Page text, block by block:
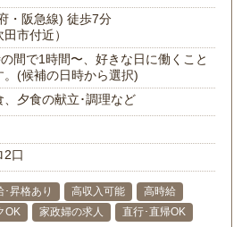
・阪急線) 徒歩7分
田市付近）
間で1時間〜、好きな日に働くこと
。(候補の日時から選択)
、夕食の献立･調理など
2口
･昇格あり 高収入可能
高時給
OK 家政婦の求人 直行･直帰OK